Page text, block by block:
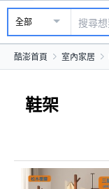
全部
酷澎首頁 室內家居
鞋架